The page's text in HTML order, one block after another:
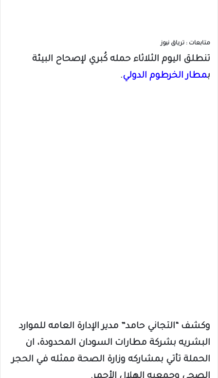
متابعات : ترياق نيوز
تنطلق اليوم الثلاثاء حمله كُبري لإصحاح البيئة
بمطار الخرطوم الدولي.
وكشف “التجاني حامد” مدير الإدارة العامه للموارد
البشريه بشركة مطارات السودان المحدودة، ان
الحملة تأتي بمشاركه وزارة الصحة ممثله في الحجر